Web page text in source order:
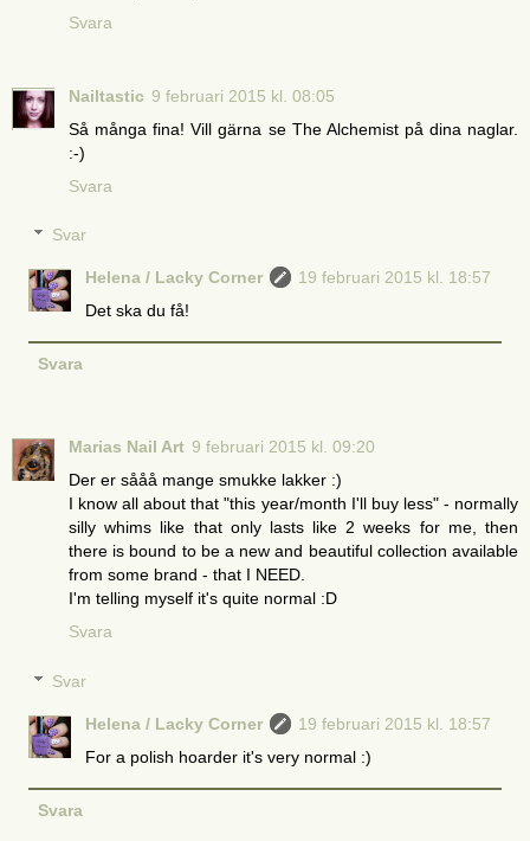
Svara
Nailtastic 9 februari 2015 kl. 08:05
Så många fina! Vill gärna se The Alchemist på dina naglar.
:-)
Svara
Svar
Helena / Lacky Corner
19 februari 2015 kl. 18:57
Det ska du få!
Svara
Marias Nail Art 9 februari 2015 kl. 09:20
Der er sååå mange smukke lakker :)
I know all about that "this year/month I'll buy less" - normally
silly whims like that only lasts like 2 weeks for me, then
there is bound to be a new and beautiful collection available
from some brand - that I NEED.
I'm telling myself it's quite normal :D
Svara
Svar
Helena / Lacky Corner
19 februari 2015 kl. 18:57
For a polish hoarder it's very normal :)
Svara